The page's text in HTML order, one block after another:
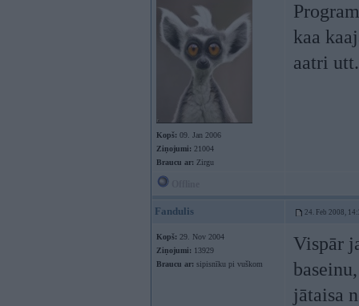
Kopš: 09. Jan 2006
Ziņojumi: 21004
Braucu ar: Zirgu
kaa
aatri utt.
Fandulis 24. Feb 2008,
Kopš: 29. Nov 2004
Ziņojumi: 13929
Braucu ar: sipisnīku pi vuškom
Vispār
jātaisa